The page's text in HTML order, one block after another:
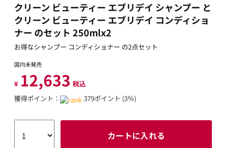
クリーン ビューティー エブリデイ シャンプー と
クリーン ビューティー エブリデイ コンディショ
ナー のセット 250mlx2
お得なシャンプー コンディショナー の2点セット
国内未発売
¥ 12,633 税込
獲得ポイント：
379ポイント (3％)
カートに入れる